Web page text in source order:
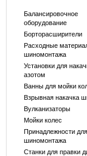
Балансировочное
оборудование
Борторасширители
Расходные
шиномонтажа
Установки для
азотом
Ванны для мойки
Взрывная накачка
Вулканизаторы
Мойки колес
Принадлежности для
шиномонтажа
Станки для правки